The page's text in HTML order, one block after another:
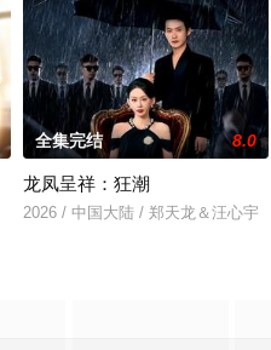
全集完结 8.0
龙凤呈祥：狂潮
2026 / 中国大陆 / 郑天龙＆汪心宇